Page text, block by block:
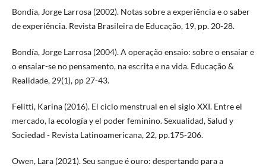
Bondía, Jorge Larrosa (2002). Notas sobre a experiência e o saber
de experiência. Revista Brasileira de Educação, 19, pp. 20-28.
Bondía, Jorge Larrosa (2004). A operação ensaio: sobre o ensaiar e
o ensaiar-se no pensamento, na escrita e na vida. Educação &
Realidade, 29(1), pp 27-43.
Felitti, Karina (2016). El ciclo menstrual en el siglo XXI. Entre el
mercado, la ecología y el poder feminino. Sexualidad, Salud y
Sociedad - Revista Latinoamericana, 22, pp.175-206.
Owen, Lara (2021). Seu sangue é ouro: despertando para a